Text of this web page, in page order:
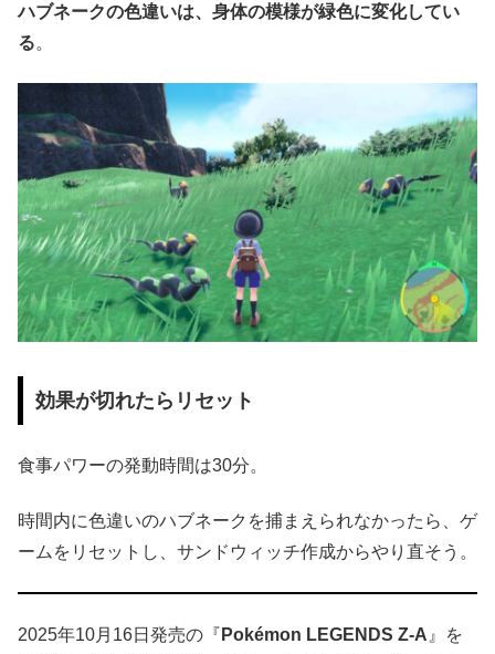
ハブネークの色違いは、身体の模様が緑色に変化してい
る。
効果が切れたらリセット
食事パワーの発動時間は30分。
時間内に色違いのハブネークを捕まえられなかったら、ゲ
ームをリセットし、サンドウィッチ作成からやり直そう。
2025年10月16日発売の『 Pokémon LEGENDS Z-A 』を